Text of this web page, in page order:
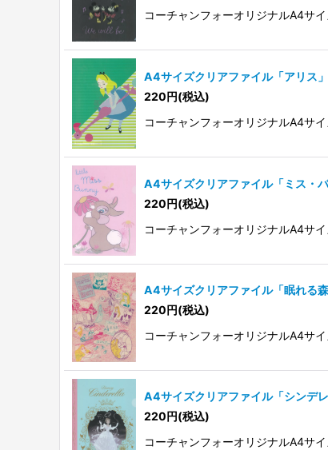
コーチャンフォーオリジナルA4サ
A4サイズクリアファイル「アリス」
220円(税込)
コーチャンフォーオリジナルA4サ
A4サイズクリアファイル「ミス・バ
220円(税込)
コーチャンフォーオリジナルA4サ
A4サイズクリアファイル「眠れる森
220円(税込)
コーチャンフォーオリジナルA4サ
A4サイズクリアファイル「シンデレ
220円(税込)
コーチャンフォーオリジナルA4サ